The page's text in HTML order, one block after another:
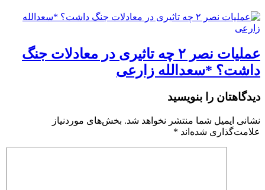
عملیات نصر ۲ چه تاثیری در معادلات جنگ
داشت؟ *سعدالله زارعی
دیدگاهتان را بنویسید
نشانی ایمیل شما منتشر نخواهد شد. بخش‌های موردنیاز
علامت‌گذاری شده‌اند *